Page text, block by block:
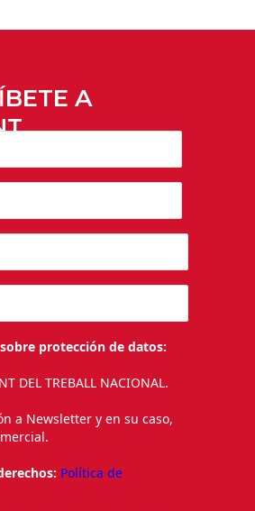
A
protección de datos:
DEL TREBALL NACIONAL.
a Newsletter y en su caso,
Política de